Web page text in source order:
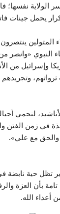
الولاية
يحمل جينات
المتولين
النبوي
وإسرائيل من
لنحمي
في زمن
والحق مع علي».
تظل حية نابضة
بأن العزة
أعداء الله.